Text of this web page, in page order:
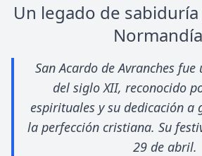
Un legado de
Normandía
San Acardo de Avranches
del siglo XII, reconocido
espirituales y su dedicación a
la perfección cristiana. Su
29 de abril.